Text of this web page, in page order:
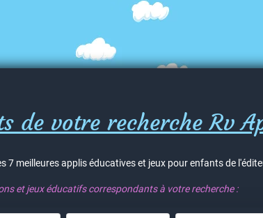
de votre recherche Rv
7 meilleures applis éducatives et jeux pour enfants de
et jeux éducatifs correspondants à votre recherche :